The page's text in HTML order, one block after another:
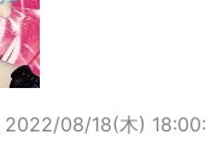
2022/08/18(木)